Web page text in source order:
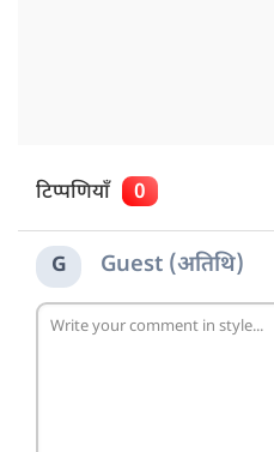
टिप्पणियाँ 0
G Guest (अतिथि)